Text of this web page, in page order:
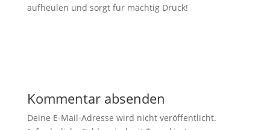
aufheulen und sorgt für mächtig Druck!
Kommentar absenden
Deine E-Mail-Adresse wird nicht veröffentlicht.